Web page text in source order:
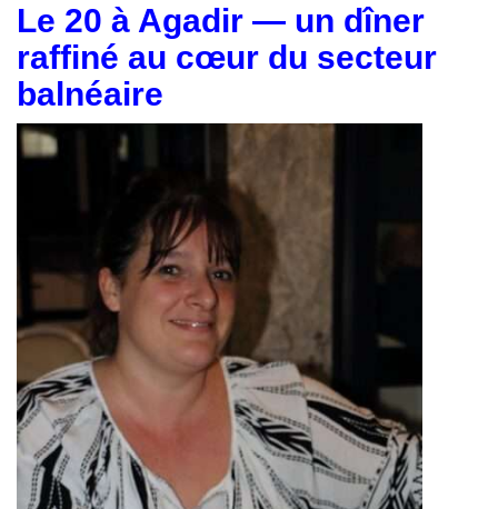
Le 20 à Agadir — un dîner
raffiné au cœur du secteur
balnéaire